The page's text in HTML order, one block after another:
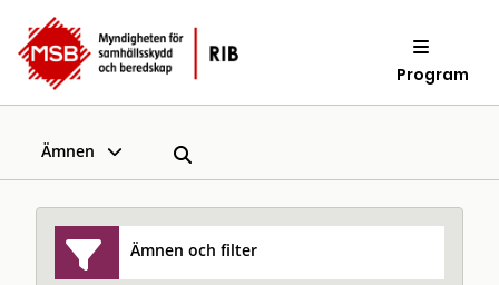
Program
Ämnen
Ämnen och filter